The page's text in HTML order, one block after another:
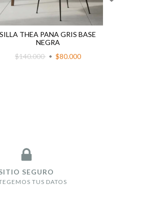
SILLA THEA PANA GRIS BASE
NEGRA
$140.000
$80.000
SEGURO
TUS DATOS